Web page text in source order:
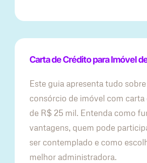
Carta de Crédito para Imóvel
Este guia apresenta tudo
consórcio de imóvel com carta
de R$ 25 mil. Entenda como
vantagens, quem pode
ser contemplado e como
melhor administradora.